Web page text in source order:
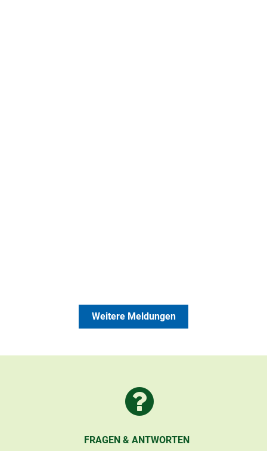
Weitere Meldungen
FRAGEN & ANTWORTEN